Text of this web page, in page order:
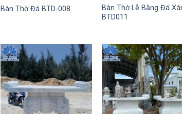
Bàn Thờ Đá BTD-008
Bàn Thờ Lễ Bằng Đá
BTD011